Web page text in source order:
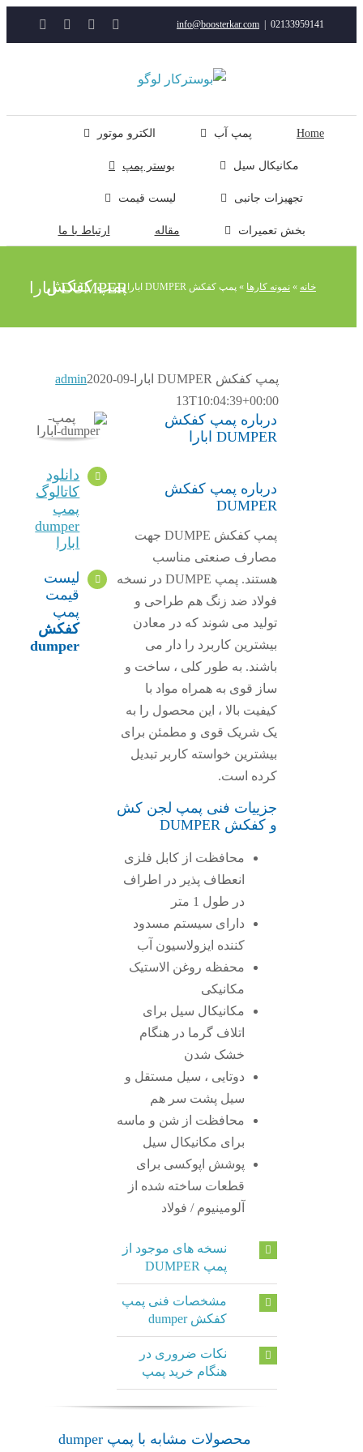
|
info@boosterkar.com
YouTube
Instagram
Rss ایمیل
الکترو موتور
مکانیکال سیل بوستر پمپ
تجهیزات جانبی لیست قیمت
بخش تعمیرات ارتباط با ما
پمپ کفکش DUMPER ابارا نمونه کارها»پمپ کفکش DUMPER ابارا
پمپ کفکش DUMPER ابارا admin2020-09-
13T10:04:39+00:00
درباره پمپ کفکش
DUMPER ابارا
درباره پمپ کفکش
DUMPER
پمپ کفکش DUMPE جهت
مصارف صنعتی مناسب
هستند. پمپ DUMPE در نسخه
فولاد ضد زنگ هم طراحی و
تولید می شوند که در معادن
بیشترین کاربرد را دار می
باشند. به طور کلی ، ساخت و
ساز قوی به همراه مواد با
کیفیت بالا ، این محصول را به
یک شریک قوی و مطمئن برای
بیشترین خواسته کاربر تبدیل
کرده است.
جزییات فنی پمپ لجن کش
و کفکش DUMPER
محافظت از کابل فلزی
انعطاف پذیر در اطراف
در طول 1 متر
دارای سیستم مسدود
کننده ایزولاسیون آب
محفظه روغن الاستیک
مکانیکی
مکانیکال سیل برای
اتلاف گرما در هنگام
خشک شدن
دوتایی ، سیل مستقل و
سیل پشت سر هم
محافظت از شن و ماسه
برای مکانیکال سیل
پوشش اپوکسی برای
قطعات ساخته شده از
آلومینیوم / فولاد
نسخه های موجود از
مشخصات فنی پمپ
نکات ضروری در
هنگام خرید پمپ
دانلود
کاتالوگ
dumper
لیست
dumper
محصولات مشابه با پمپ dumper